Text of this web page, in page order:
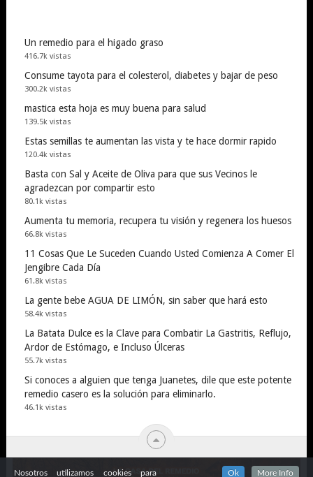
Un remedio para el higado graso
416.7k vistas
Consume tayota para el colesterol, diabetes y bajar de peso
300.2k vistas
mastica esta hoja es muy buena para salud
139.5k vistas
Estas semillas te aumentan las vista y te hace dormir rapido
120.4k vistas
Basta con Sal y Aceite de Oliva para que sus Vecinos le
agradezcan por compartir esto
80.1k vistas
Aumenta tu memoria, recupera tu visión y regenera los huesos
66.8k vistas
11 Cosas Que Le Suceden Cuando Usted Comienza A Comer El
Jengibre Cada Día
61.8k vistas
La gente bebe AGUA DE LIMÓN, sin saber que hará esto
58.4k vistas
La Batata Dulce es la Clave para Combatir La Gastritis, Reflujo,
Ardor de Estómago, e Incluso Úlceras
55.7k vistas
Si conoces a alguien que tenga Juanetes, dile que este potente
remedio casero es la solución para eliminarlo.
46.1k vistas
Nosotros utilizamos cookies para Ok More Info